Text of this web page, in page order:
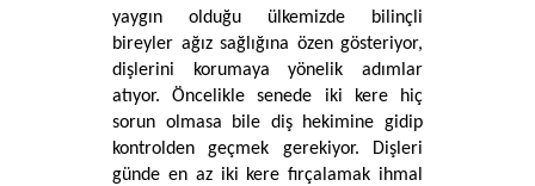
yaygın olduğu ülkemizde bilinçli
bireyler ağız sağlığına özen gösteriyor,
dişlerini korumaya yönelik adımlar
atıyor. Öncelikle senede iki kere hiç
sorun olmasa bile diş hekimine gidip
kontrolden geçmek gerekiyor. Dişleri
günde en az iki kere fırçalamak ihmal